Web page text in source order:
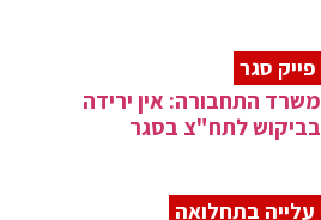
פייק סגר
משרד התחבורה: אין ירידה
בביקוש לתח"צ בסגר
עלייה בתחלואה